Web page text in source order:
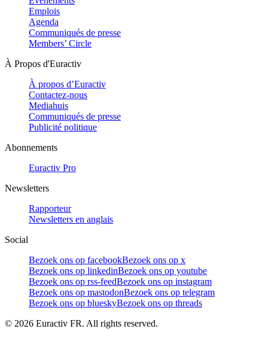
Emplois
Agenda
Communiqués de presse
Members’ Circle
À Propos d'Euractiv
À propos d’Euractiv
Contactez-nous
Mediahuis
Communiqués de presse
Publicité politique
Abonnements
Euractiv Pro
Newsletters
Rapporteur
Newsletters en anglais
Social
Bezoek ons op facebookBezoek ons op x
Bezoek ons op linkedinBezoek ons op youtube
Bezoek ons op rss-feedBezoek ons op instagram
Bezoek ons op mastodonBezoek ons op telegram
Bezoek ons op blueskyBezoek ons op threads
© 2026 Euractiv FR. All rights reserved.